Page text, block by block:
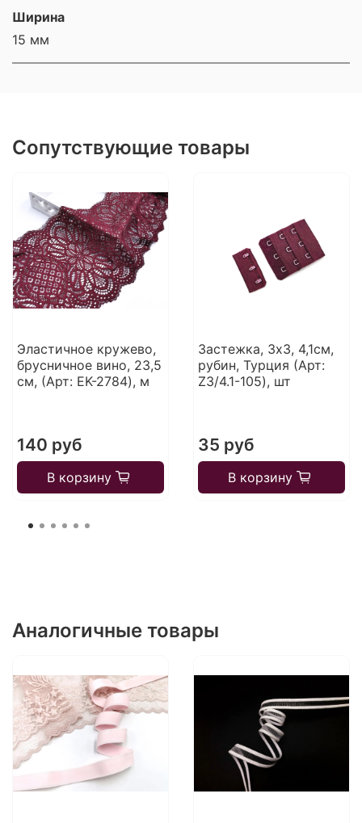
Ширина
15 мм
Сопутствующие товары
Эластичное кружево,
брусничное вино, 23,5
см, (Арт: EK-2784), м
140 руб
В корзину
Застежка, 3х3, 4,1см,
рубин, Турция (Арт:
Z3/4.1-105), шт
35 руб
В корзину
Аналогичные товары